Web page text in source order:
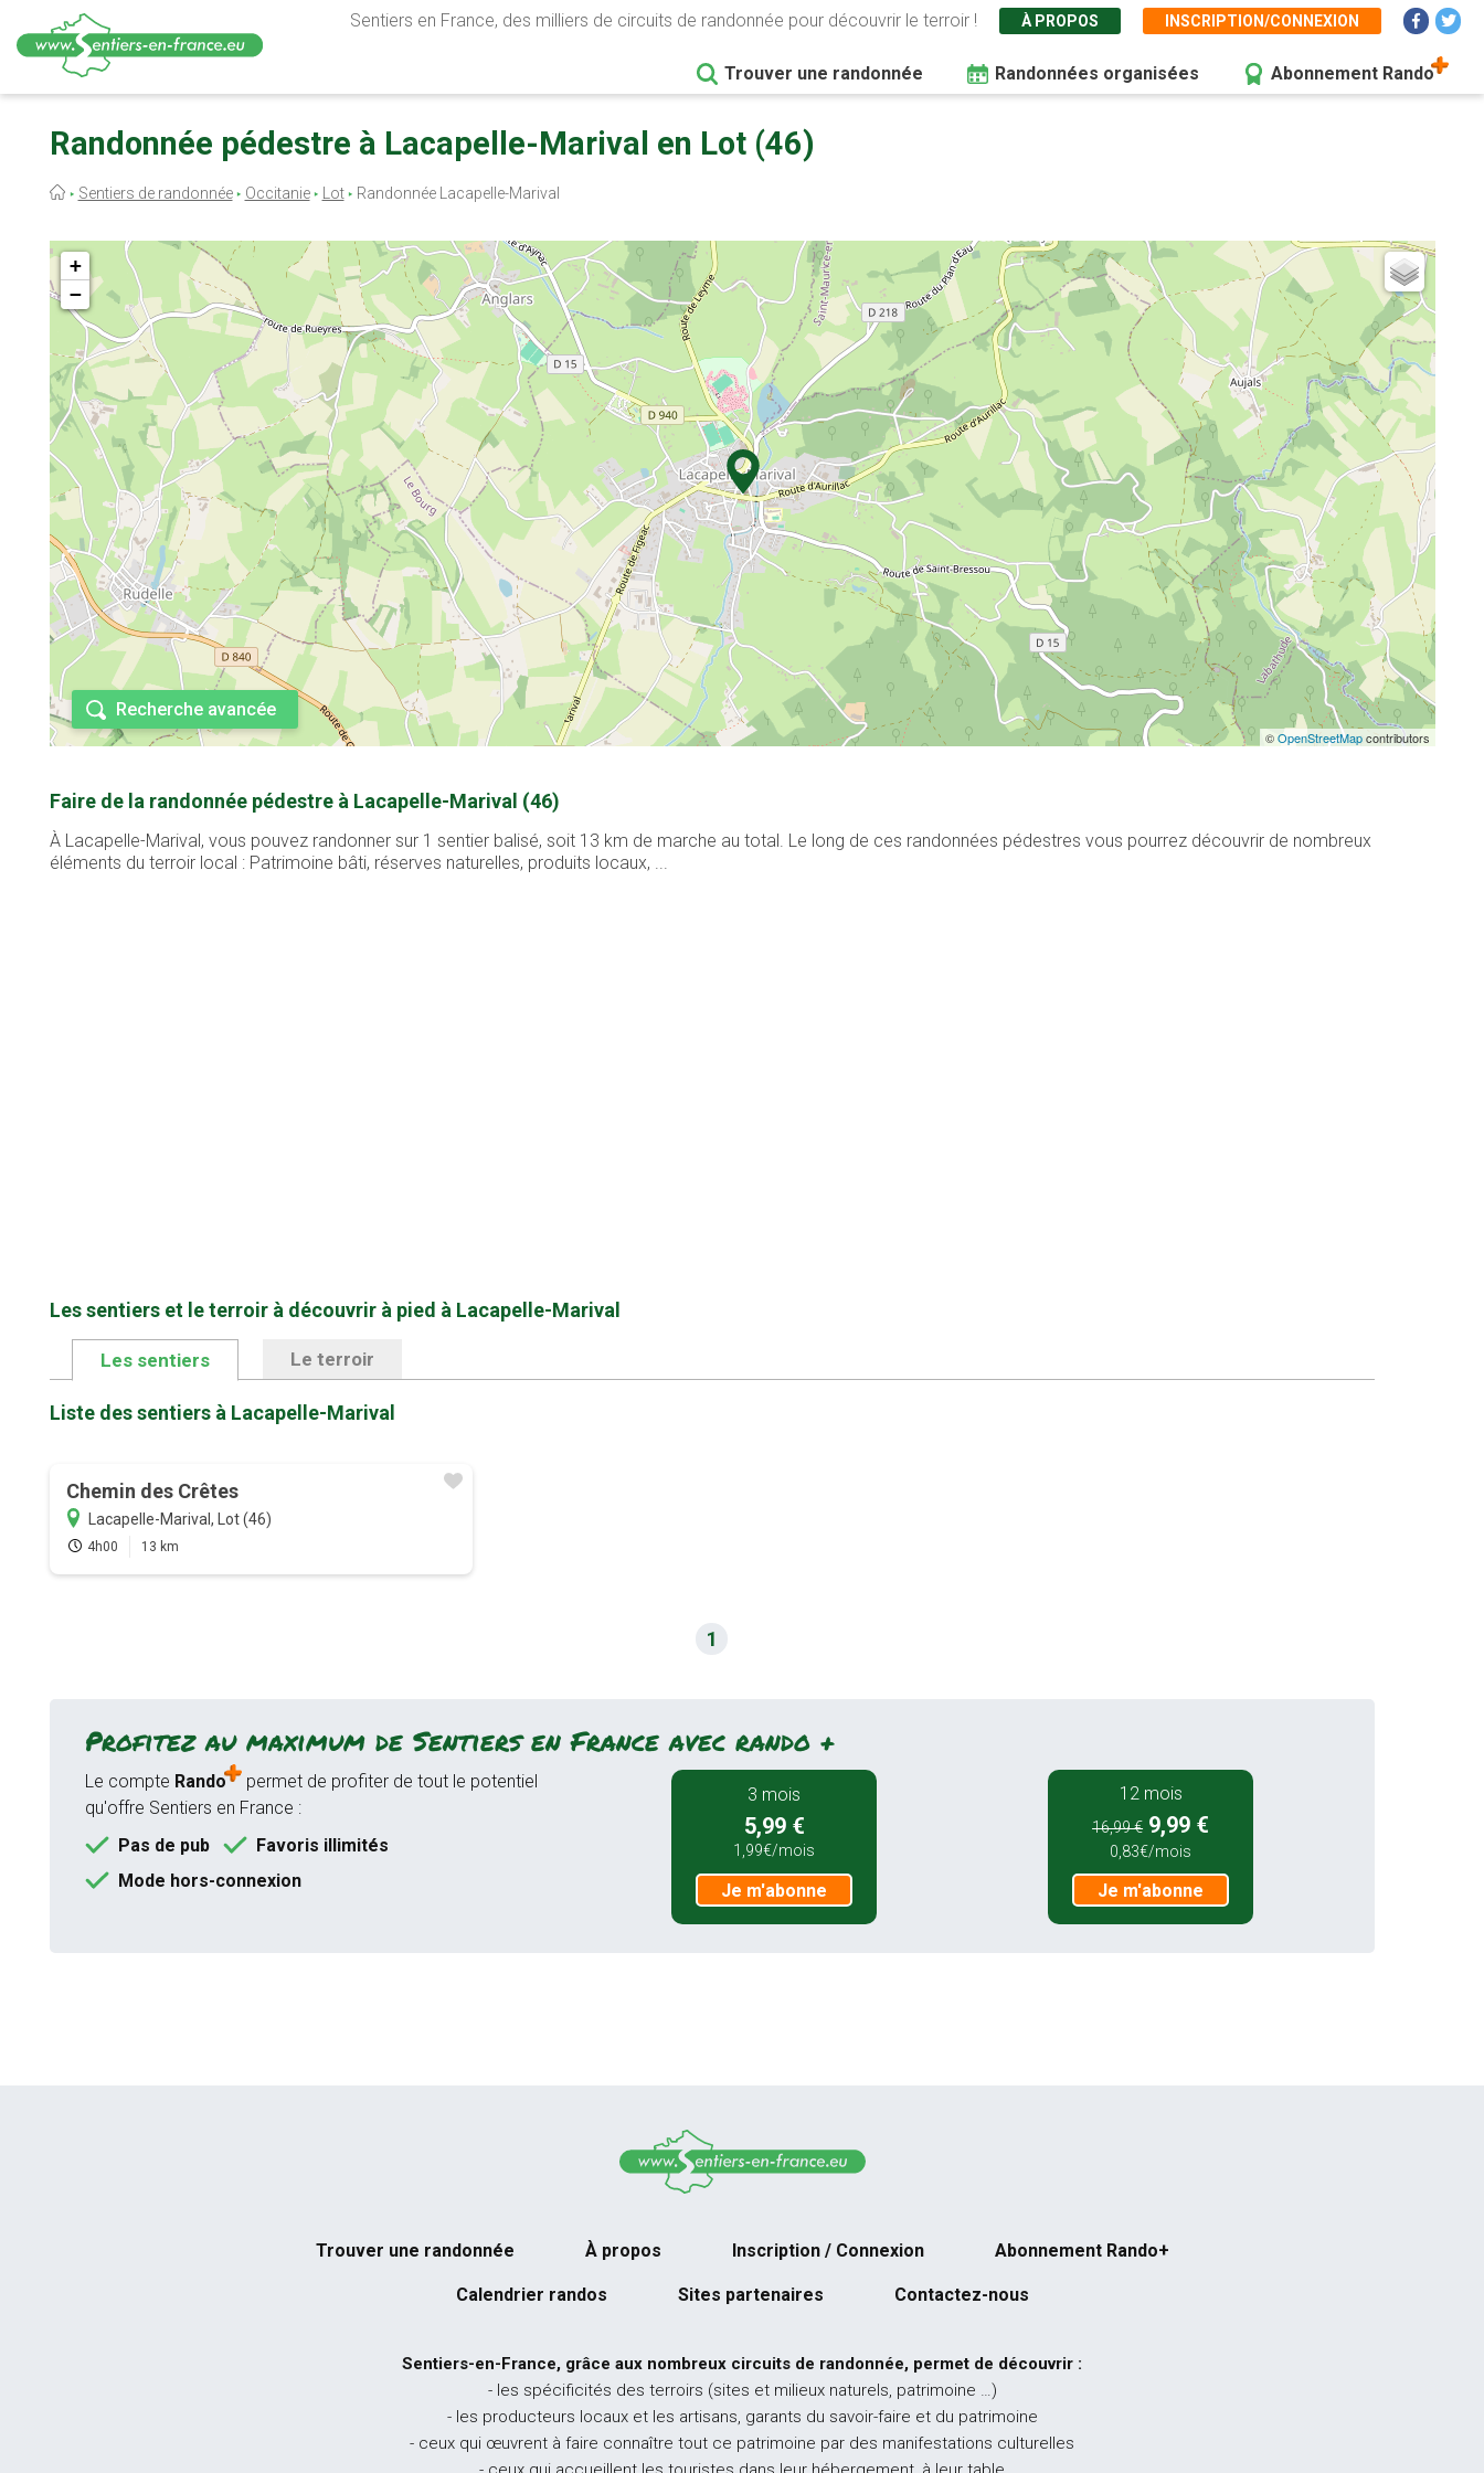
contenu
Sentiers en France, des milliers de circuits de randonnée pour découvrir le terroir ! À PROPOS INSCRIPTION/CONNEXION
Trouver une randonnée Randonnées organisées Abonnement Rando
Randonnée pédestre à Lacapelle-Marival en Lot (46)
Fil
Sentiers de randonnée Occitanie Lot Randonnée Lacapelle-Marival
+
−
©OpenStreetMapcontributors
Recherche avancée
Faire de la randonnée pédestre à Lacapelle-Marival (46)
À Lacapelle-Marival, vous pouvez randonner sur 1 sentier balisé, soit 13 km de marche au total. Le long de ces randonnées pédestres vous pourrez découvrir de nombreux
éléments du terroir local : Patrimoine bâti, réserves naturelles, produits locaux, ...
Les sentiers et le terroir à découvrir à pied à Lacapelle-Marival
Les sentiers Le terroir
Liste des sentiers à Lacapelle-Marival
Chemin des Crêtes
Lacapelle-Marival, Lot (46)
4h00 13 km
1
Profitez au maximum de Sentiers en France avec rando +
Le compte Rando
permet de profiter de tout le potentiel
qu'offre Sentiers en France :
Pas de pub
Favoris illimités
Mode hors-connexion
3 mois
5,99 €
1,99€/mois
Je m'abonne
12 mois
16,99 € 9,99 €
0,83€/mois
Je m'abonne
Trouver une randonnée À propos Inscription / Connexion Abonnement Rando+
Calendrier randos Sites partenaires Contactez-nous
Sentiers-en-France, grâce aux nombreux circuits de randonnée, permet de découvrir :
- les spécificités des terroirs (sites et milieux naturels, patrimoine …)
- les producteurs locaux et les artisans, garants du savoir-faire et du patrimoine
- ceux qui œuvrent à faire connaître tout ce patrimoine par des manifestations culturelles